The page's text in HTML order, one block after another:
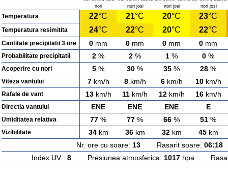
nori
nori josi
nori josi
nori josi
Temperatura 22°C 21°C 20°C 23°C
Temperatura resimitita 24°C 22°C 20°C 22°C
Cantitate precipitatii 3 ore 0 mm 0 mm 0 mm 0 mm
Probabilitate precipitatii 2 % 2 % 1 % 0 %
Acoperire cu nori 5 % 30 % 35 % 28 %
Viteza vantului 7km/h 8km/h 6km/h 10km/h
Rafale de vant 13km/h 11 km/h 12km/h 16km/h
Directia vantului ENE ENE ENE E
Umiditatea relativa 77 % 77 % 66 % 51 %
Vizibilitate 34km 36km 32km 45km
Nr. ore cu soare: 13Rasarit soare: 06:18
Index UV : 8Presiunea atmosferica: 1017hpa